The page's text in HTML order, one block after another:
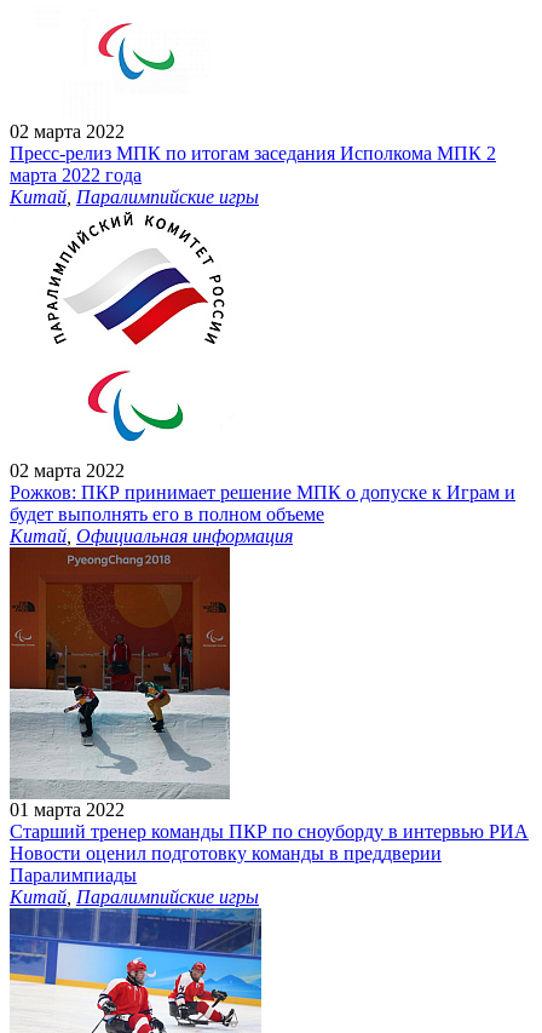
02 марта 2022
Пресс-релиз МПК по итогам заседания Исполкома МПК 2
марта 2022 года
Китай Паралимпийские игры
02 марта 2022
Рожков: ПКР принимает решение МПК о допуске к Играм и
будет выполнять его в полном объеме
Китай Официальная информация
01 марта 2022
Старший тренер команды ПКР по сноуборду в интервью РИА
Новости оценил подготовку команды в преддверии
Паралимпиады
Китай Паралимпийские игры